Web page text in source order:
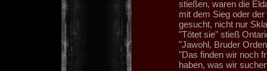
stießen, waren die
mit dem Sieg oder
gesucht, nicht nur
"Tötet sie" stieß
"Jawohl, Bruder
"Das finden wir noch
haben, was wir